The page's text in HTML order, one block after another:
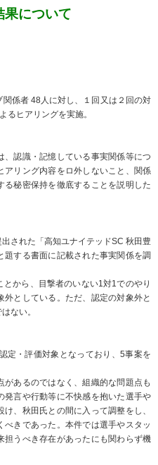
果について
係者 48人に対し、１回又は２回の対
るヒアリングを実施。
、認識・記憶している事実関係等につ
アリング内容をロ外しないこと、関係
秘密保持を徹底することを説明した
された「高知ユナイテッドSC 秋田豊
する書面に記載された事実関係を調
から、目撃者のいない1対1でのやり
としている。ただ、認定の対象外と
ない。
定・評価対象となっており、5事案を
があるのではなく、組織的な問題点も
発言や行動等に不快感を抱いた選手や
、秋田氏との間に入って調整をし、
きであった。本件では選手やスタッ
担うべき存在があったにも関わらず機